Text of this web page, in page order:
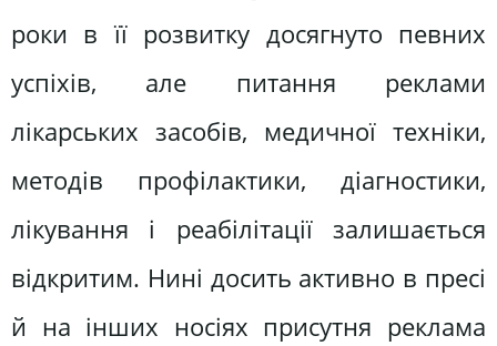
роки в її розвитку досягнуто певних
успіхів, але питання реклами
лікарських засобів, медичної техніки,
методів профілактики, діагностики,
лікування і реабілітації залишається
відкритим. Нині досить активно в пресі
й на інших носіях присутня реклама